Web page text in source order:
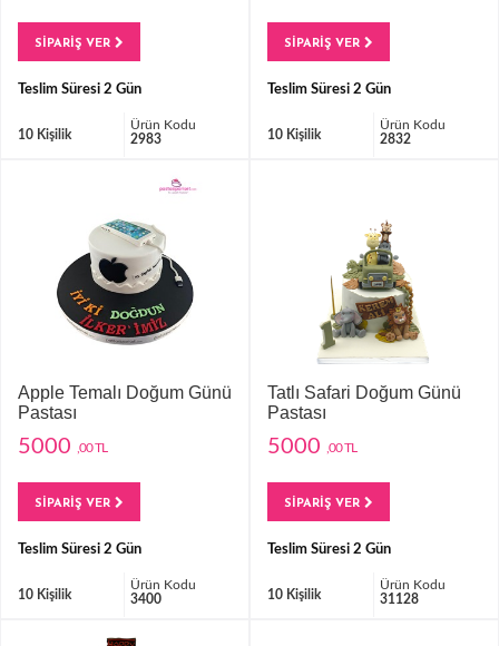
SİPARİŞ VER
Teslim Süresi 2 Gün
10 Kişilik
Ürün Kodu
2983
SİPARİŞ VER
Teslim Süresi 2 Gün
10 Kişilik
Ürün Kodu
2832
Apple Temalı Doğum Günü
Pastası
5000 ,00 TL
SİPARİŞ VER
Teslim Süresi 2 Gün
10 Kişilik
Ürün Kodu
3400
Tatlı Safari Doğum Günü
Pastası
5000 ,00 TL
SİPARİŞ VER
Teslim Süresi 2 Gün
10 Kişilik
Ürün Kodu
31128